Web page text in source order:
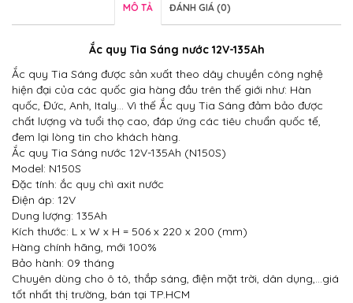
MÔ TẢ ĐÁNH GIÁ (0)
Ắc quy Tia Sáng nước 12V-135Ah
Ắc quy Tia Sáng được sản xuất theo dây chuyền công nghệ
hiện đại của các quốc gia hàng đầu trên thế giới như: Hàn
quốc, Đức, Anh, Italy… Vì thế Ắc quy Tia Sáng đảm bảo được
chất lượng và tuổi thọ cao, đáp ứng các tiêu chuẩn quốc tế,
đem lại lòng tin cho khách hàng.
Ắc quy Tia Sáng nước 12V-135Ah (N150S)
Model: N150S
Đặc tính: ắc quy chì axit nước
Điện áp: 12V
Dung lượng: 135Ah
Kích thước: L x W x H = 506 x 220 x 200 (mm)
Hàng chính hãng, mới 100%
Bảo hành: 09 tháng
Chuyên dùng cho ô tô, thắp sáng, điện mặt trời, dân dụng,…giá
tốt nhất thị trường, bán tại TP.HCM